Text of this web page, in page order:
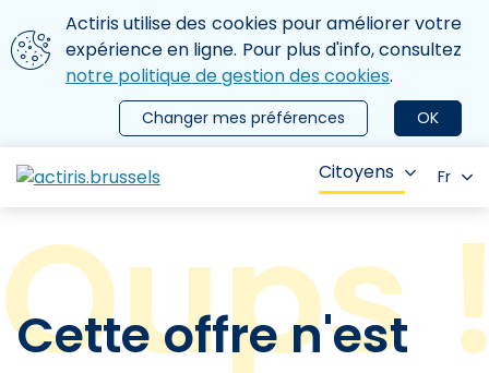
Aller au contenu principal
Nous utilisons des cookies
Actiris utilise des cookies pour améliorer votre
expérience en ligne. Pour plus d'info, consultez
notre politique de gestion des cookies.
OK
Changer mes préférences
le menu
Citoyens Fr
Cette offre n'est